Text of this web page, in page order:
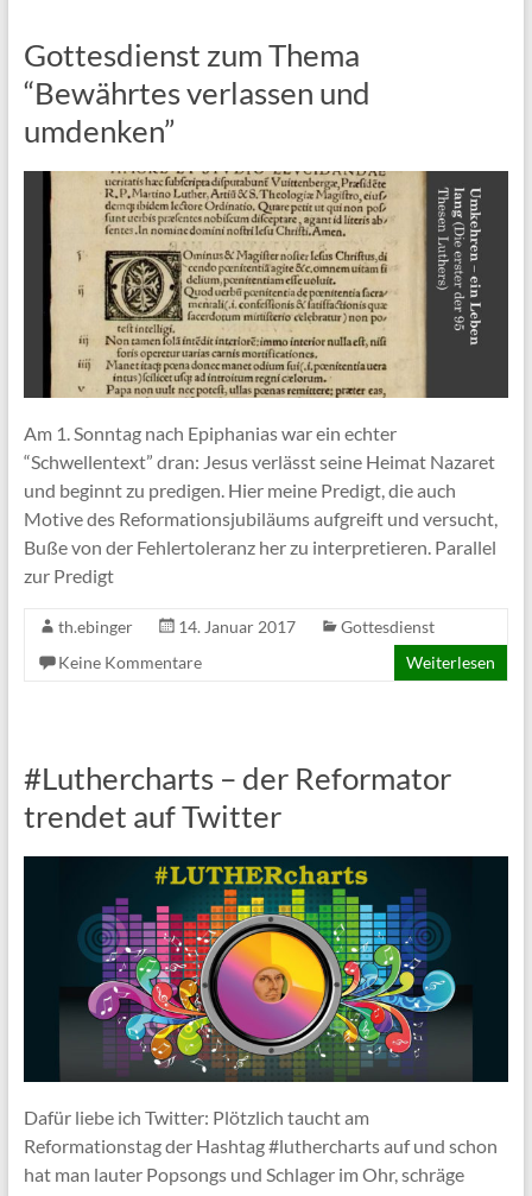
Gottesdienst zum Thema
“Bewährtes verlassen und
umdenken”
Am 1. Sonntag nach Epiphanias war ein echter
“Schwellentext” dran: Jesus verlässt seine Heimat Nazaret
und beginnt zu predigen. Hier meine Predigt, die auch
Motive des Reformationsjubiläums aufgreift und versucht,
Buße von der Fehlertoleranz her zu interpretieren. Parallel
zur Predigt
th.ebinger 14. Januar 2017
Gottesdienst
Keine Kommentare
Weiterlesen
#Luthercharts – der Reformator
trendet auf Twitter
Dafür liebe ich Twitter: Plötzlich taucht am
Reformationstag der Hashtag #luthercharts auf und schon
hat man lauter Popsongs und Schlager im Ohr, schräge